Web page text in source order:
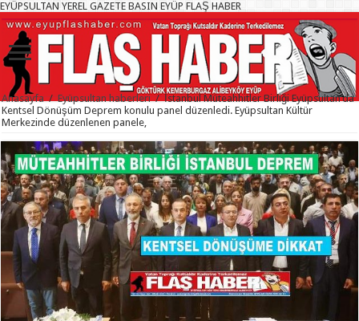
EYÜPSULTAN YEREL GAZETE BASIN EYÜP FLAŞ HABER
Anasayfa / Eyüpsultan haberleri / İstanbul Müteahhitler Birliği Eyüpsultan’da
Kentsel Dönüşüm Deprem konulu panel düzenledi. Eyüpsultan Kültür
Merkezinde düzenlenen panele,